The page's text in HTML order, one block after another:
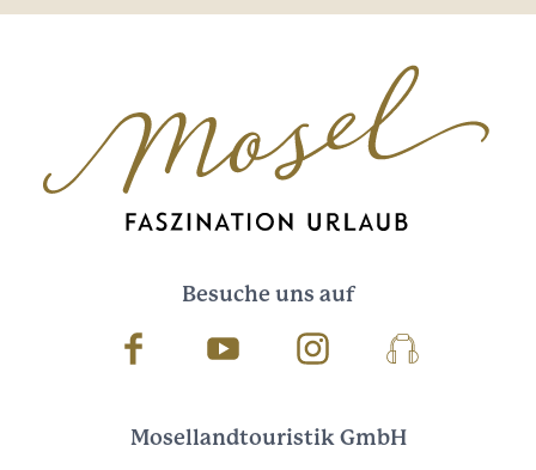
Besuche uns auf
Facebook Youtube InstagramPodcast
Mosellandtouristik GmbH